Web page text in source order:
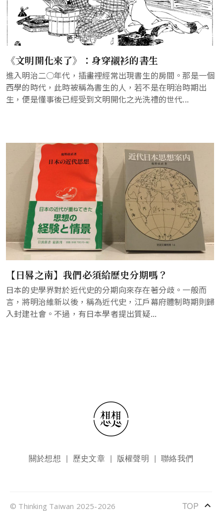
《文明開化來了》：身穿襯衫的書生
進入明治二○年代，插畫裡經常出現書生的房間。那是一個
西學的時代，此時被稱為書生的人，若不是在明治時期出
生，便是懂事後已經受到文明開化之光洗禮的世代...
【日晷之南】我們必須給歷史分期嗎？
日本的史學界對於近代史的分期向來存在著分歧。一般而
言，將明治維新以後，稱為近代史，江戶幕府體制時期則歸
入封建社會。不過，有日本學者提出質疑...
頁尾選單關於想想 歷史文章 版權聲明 聯絡我們
© Thinking Taiwan 2025-2026 TOP keyboard_arrow_up